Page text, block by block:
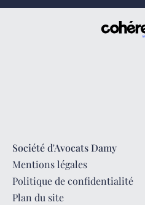
Société d'Avocats Damy
Mentions légales
Politique de confidentialité
Plan du site